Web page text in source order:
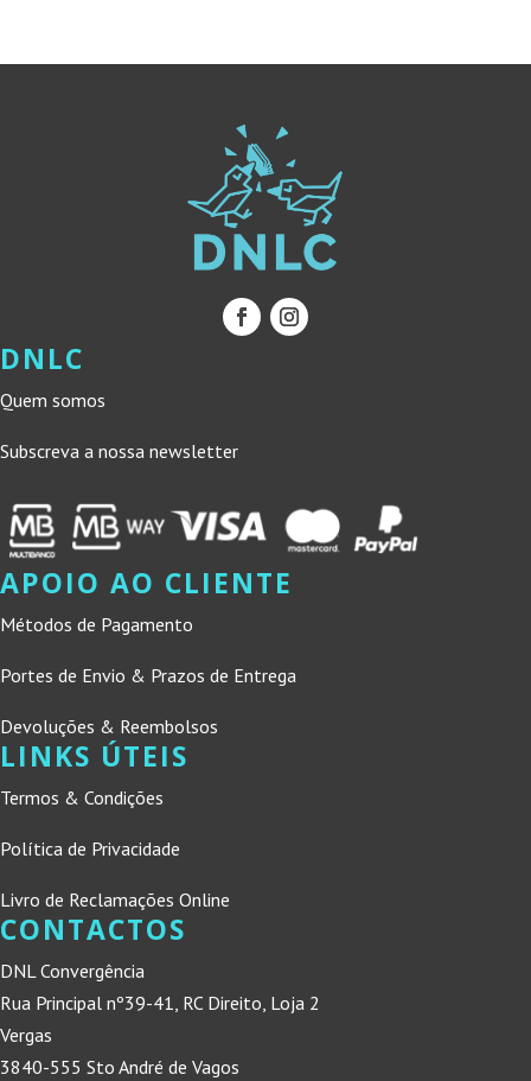
DNLC
Quem somos
Subscreva a nossa newsletter
APOIO AO CLIENTE
Métodos de Pagamento
Portes de Envio & Prazos de Entrega
Devoluções & Reembolsos
LINKS ÚTEIS
Termos & Condições
Política de Privacidade
Livro de Reclamações Online
CONTACTOS
DNL Convergência
Rua Principal nº39-41, RC Direito, Loja 2
Vergas
3840-555 Sto André de Vagos